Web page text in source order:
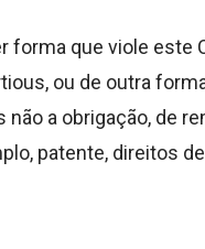
forma que viole este
ou de outra
a obrigação, de
patente, direitos